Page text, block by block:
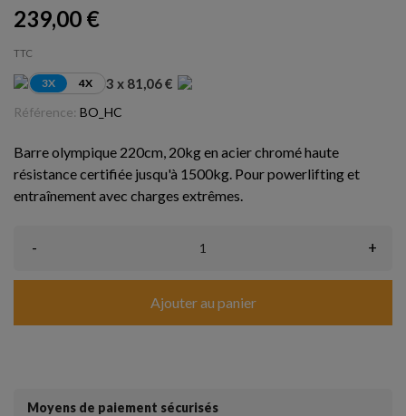
239,00 €
TTC
3X 4X 3 x 81,06 €
Référence: BO_HC
Barre olympique 220cm, 20kg en acier chromé haute
résistance certifiée jusqu'à 1500kg. Pour powerlifting et
entraînement avec charges extrêmes.
- +
Ajouter au panier
Moyens de paiement sécurisés